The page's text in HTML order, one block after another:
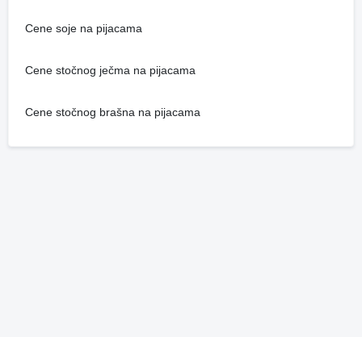
Cene soje na pijacama
Cene stočnog ječma na pijacama
Cene stočnog brašna na pijacama